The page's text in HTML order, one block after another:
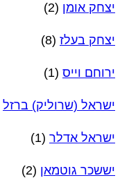
יצחק אומן (2)
יצחק בעלז (8)
ירוחם וייס (1)
ישראל (שרוליק) ברזל
ישראל אדלר (1)
יששכר גוטמאן (2)